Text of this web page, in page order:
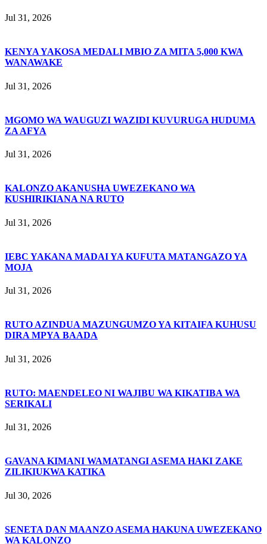
Jul 31, 2026
KENYA YAKOSA MEDALI MBIO ZA MITA 5,000 KWA
WANAWAKE
Jul 31, 2026
MGOMO WA WAUGUZI WAZIDI KUVURUGA HUDUMA
ZA AFYA
Jul 31, 2026
KALONZO AKANUSHA UWEZEKANO WA
KUSHIRIKIANA NA RUTO
Jul 31, 2026
IEBC YAKANA MADAI YA KUFUTA MATANGAZO YA
MOJA
Jul 31, 2026
RUTO AZINDUA MAZUNGUMZO YA KITAIFA KUHUSU
DIRA MPYA BAADA
Jul 31, 2026
RUTO: MAENDELEO NI WAJIBU WA KIKATIBA WA
SERIKALI
Jul 31, 2026
GAVANA KIMANI WAMATANGI ASEMA HAKI ZAKE
ZILIKIUKWA KATIKA
Jul 30, 2026
SENETA DAN MAANZO ASEMA HAKUNA UWEZEKANO
WA KALONZO